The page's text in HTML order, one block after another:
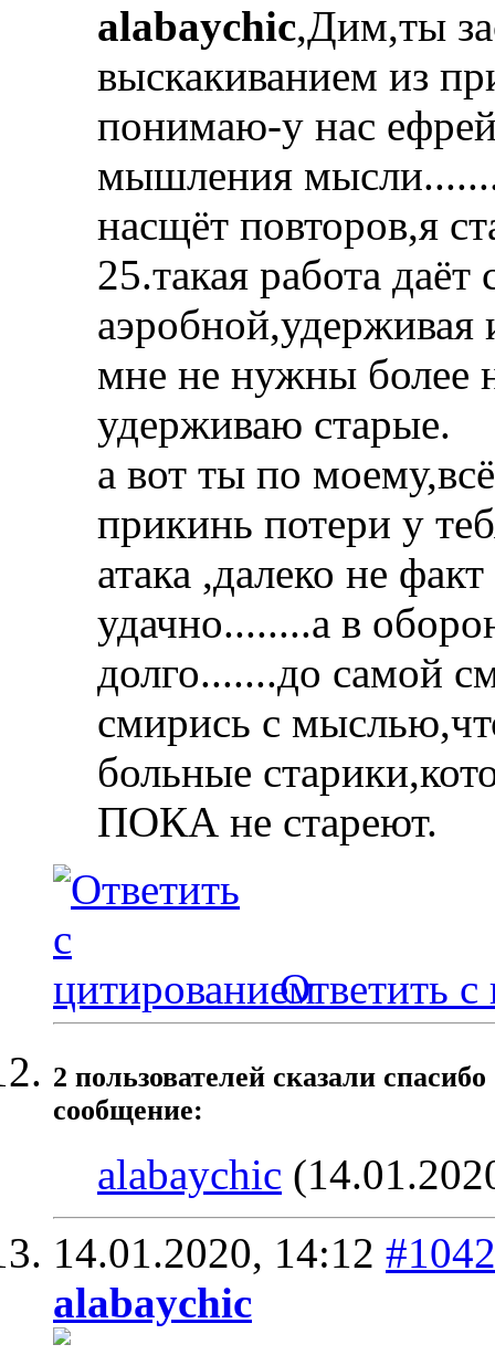
alabaychic,Дим,ты
выскакиванием из
понимаю-у нас
мышления
насщёт повторов,я
25.такая работа
мне не нужны более
удерживаю старые.
а вот ты по
прикинь потери у
атака ,далеко не
удачно........а в
долго.......до самой
смирись с
больные
ПОКА не стареют.
Ответить с
2 пользователей сказали
сообщение:
alabaychic
14.01.2020, 14:12
alabaychic